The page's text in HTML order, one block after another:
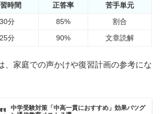
時間 正答率
苦手単元
30分 85%
割合
25分 90% 文章読解
、家庭での声かけや復習計画の参考にな
中学受験対策「中高一貫におすすめ」効果バツグ